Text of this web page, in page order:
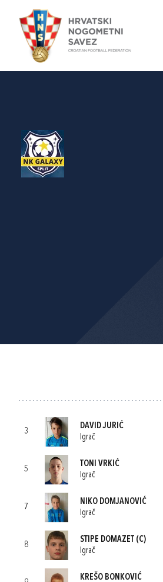
3
DAVID JURIĆ
Igrač
5
TONI VRKIĆ
Igrač
7
NIKO DOMJANOVIĆ
Igrač
8
STIPE DOMAZET (C)
Igrač
KREŠO BONKOVIĆ